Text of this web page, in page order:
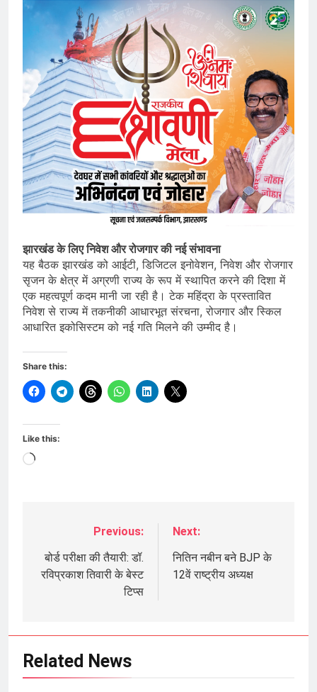
झारखंड के लिए निवेश और रोजगार की नई संभावना
यह बैठक झारखंड को आईटी, डिजिटल इनोवेशन, निवेश और रोजगार
सृजन के क्षेत्र में अग्रणी राज्य के रूप में स्थापित करने की दिशा में
एक महत्वपूर्ण कदम मानी जा रही है। टेक महिंद्रा के प्रस्तावित
निवेश से राज्य में तकनीकी आधारभूत संरचना, रोजगार और स्किल
आधारित इकोसिस्टम को नई गति मिलने की उम्मीद है।
Share this:
Like this:
Loading…
navigation
Previous:
बोर्ड परीक्षा की तैयारी: डॉ.
रविप्रकाश तिवारी के बेस्ट
टिप्स
Next:
नितिन नबीन बने BJP के
12वें राष्ट्रीय अध्यक्ष
Related News